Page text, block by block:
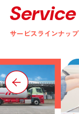
Service
サービスラインナップ